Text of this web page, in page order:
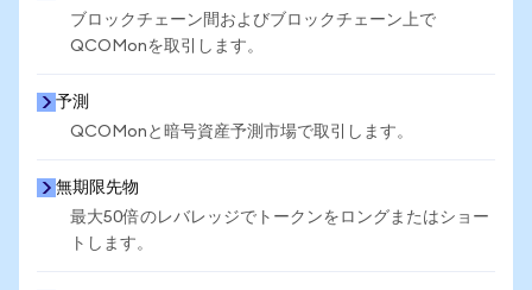
ブロックチェーン間およびブロックチェーン上で
QCOMonを取引します。
予測
QCOMonと暗号資産予測市場で取引します。
無期限先物
最大50倍のレバレッジでトークンをロングまたはショー
トします。